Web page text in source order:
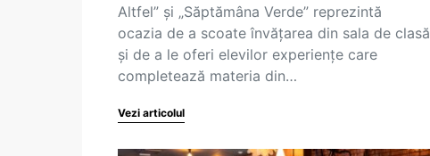
Altfel” și „Săptămâna Verde” reprezintă
ocazia de a scoate învățarea din sala de clasă
și de a le oferi elevilor experiențe care
completează materia din…
Vezi articolul